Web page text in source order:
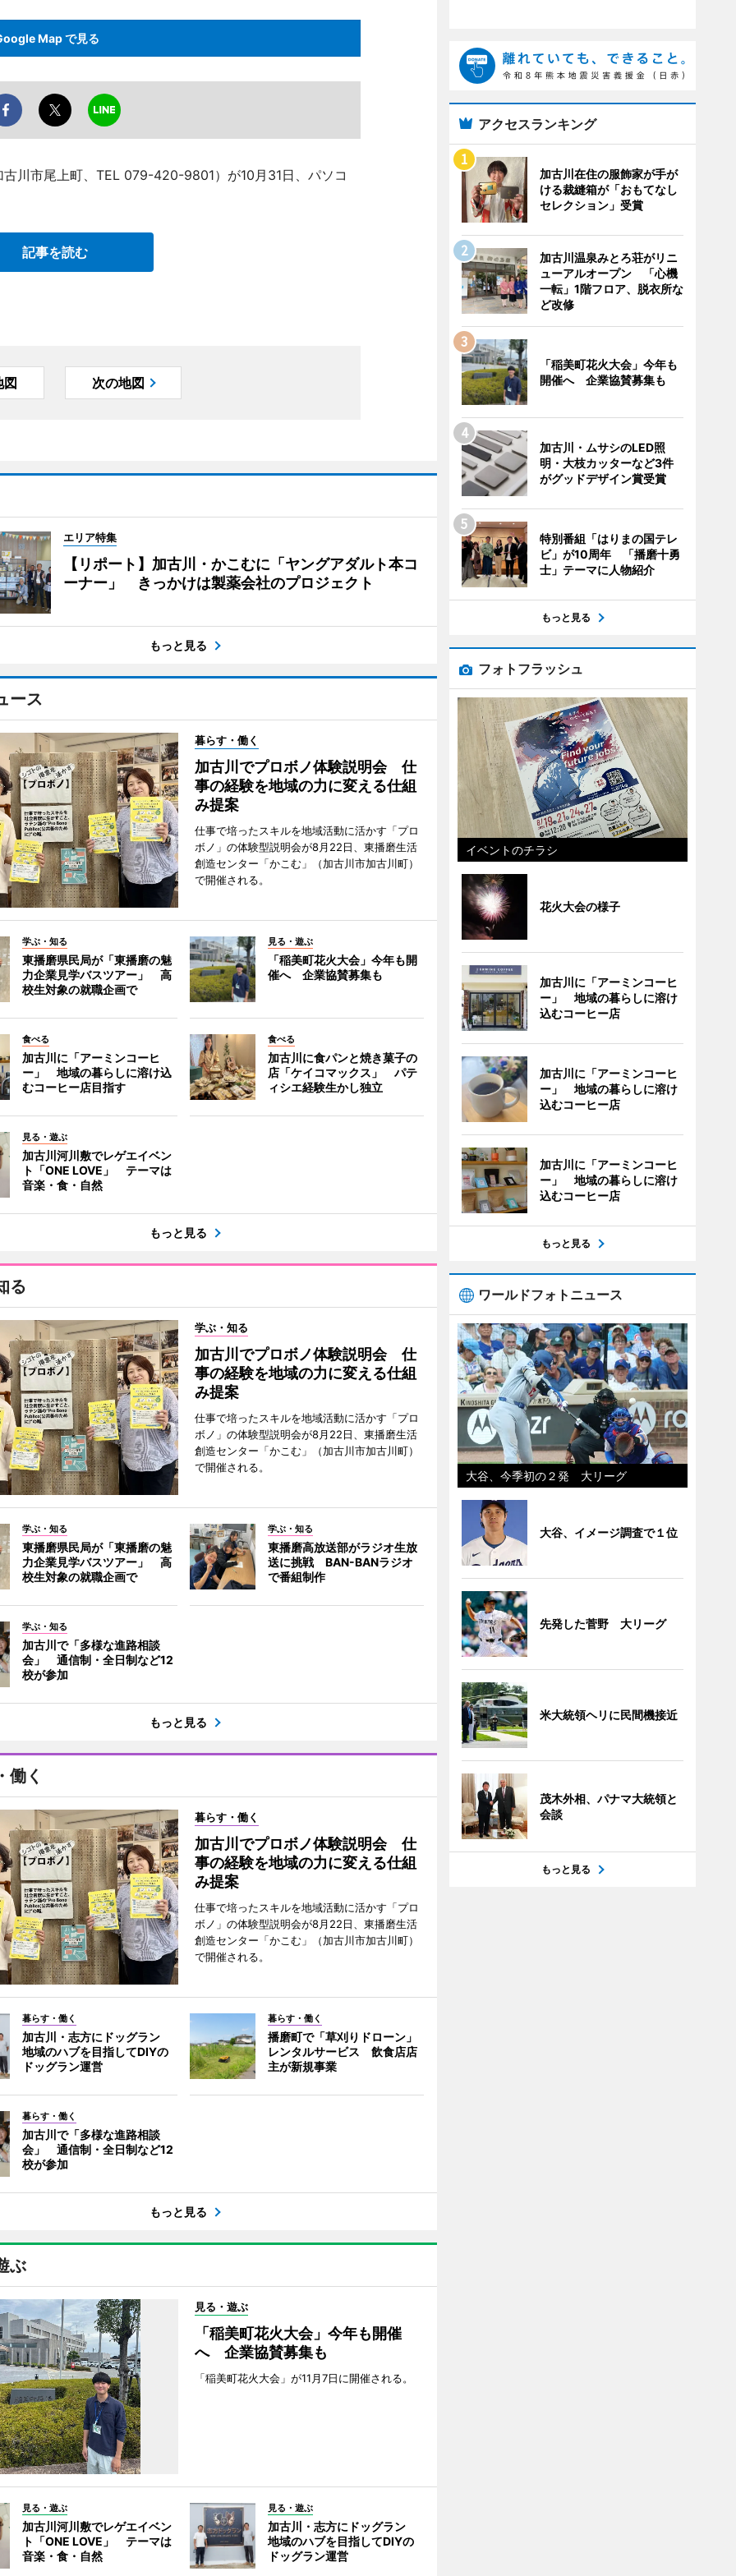
Map で見る
川市尾上町、TEL 079-420-9801）が10月31日、パソコ
記事を読む
図 次の地図
エリア特集
【リポート】加古川・かこむに「ヤングアダルト本コ
ーナー」 きっかけは製薬会社のプロジェクト
もっと見る
ース
暮らす・働く
加古川でプロボノ体験説明会 仕
事の経験を地域の力に変える仕組
み提案
仕事で培ったスキルを地域活動に活かす「プロ
ボノ」の体験型説明会が8月22日、東播磨生活
創造センター「かこむ」（加古川市加古川町）
で開催される。
学ぶ・知る
東播磨県民局が「東播磨の魅
力企業見学バスツアー」 高
校生対象の就職企画で
見る・遊ぶ
「稲美町花火大会」今年も開
催へ 企業協賛募集も
食べる
加古川に「アーミンコーヒ
ー」 地域の暮らしに溶け込
むコーヒー店目指す
食べる
加古川に食パンと焼き菓子の
店「ケイコマックス」 パテ
ィシエ経験生かし独立
見る・遊ぶ
加古川河川敷でレゲエイベン
ト「ONE LOVE」 テーマは
音楽・食・自然
もっと見る
る
学ぶ・知る
加古川でプロボノ体験説明会 仕
事の経験を地域の力に変える仕組
み提案
仕事で培ったスキルを地域活動に活かす「プロ
ボノ」の体験型説明会が8月22日、東播磨生活
創造センター「かこむ」（加古川市加古川町）
で開催される。
学ぶ・知る
東播磨県民局が「東播磨の魅
力企業見学バスツアー」 高
校生対象の就職企画で
学ぶ・知る
東播磨高放送部がラジオ生放
送に挑戦 BAN-BANラジオ
で番組制作
学ぶ・知る
加古川で「多様な進路相談
会」 通信制・全日制など12
校が参加
もっと見る
働く
暮らす・働く
加古川でプロボノ体験説明会 仕
事の経験を地域の力に変える仕組
み提案
仕事で培ったスキルを地域活動に活かす「プロ
ボノ」の体験型説明会が8月22日、東播磨生活
創造センター「かこむ」（加古川市加古川町）
で開催される。
暮らす・働く
加古川・志方にドッグラン
地域のハブを目指してDIYの
ドッグラン運営
暮らす・働く
播磨町で「草刈りドローン」
レンタルサービス 飲食店店
主が新規事業
暮らす・働く
加古川で「多様な進路相談
会」 通信制・全日制など12
校が参加
もっと見る
ぶ
見る・遊ぶ
「稲美町花火大会」今年も開催
へ 企業協賛募集も
「稲美町花火大会」が11月7日に開催される。
見る・遊ぶ
加古川河川敷でレゲエイベン
ト「ONE LOVE」 テーマは
音楽・食・自然
見る・遊ぶ
加古川・志方にドッグラン
地域のハブを目指してDIYの
ドッグラン運営
アクセスランキング
加古川在住の服飾家が手が
ける裁縫箱が「おもてなし
セレクション」受賞
加古川温泉みとろ荘がリニ
ューアルオープン 「心機
一転」1階フロア、脱衣所な
ど改修
「稲美町花火大会」今年も
開催へ 企業協賛募集も
加古川・ムサシのLED照
明・大枝カッターなど3件
がグッドデザイン賞受賞
特別番組「はりまの国テレ
ビ」が10周年 「播磨十勇
士」テーマに人物紹介
もっと見る
フォトフラッシュ
イベントのチラシ
花火大会の様子
加古川に「アーミンコーヒ
ー」 地域の暮らしに溶け
込むコーヒー店
加古川に「アーミンコーヒ
ー」 地域の暮らしに溶け
込むコーヒー店
加古川に「アーミンコーヒ
ー」 地域の暮らしに溶け
込むコーヒー店
もっと見る
ワールドフォトニュース
大谷、今季初の２発 大リーグ
大谷、イメージ調査で１位
先発した菅野 大リーグ
米大統領ヘリに民間機接近
茂木外相、パナマ大統領と
会談
もっと見る